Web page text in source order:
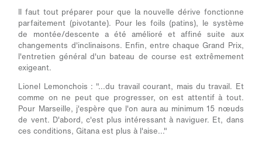
Il faut tout préparer pour que la nouvelle dérive fonctionne
parfaitement (pivotante). Pour les foils (patins), le système
de montée/descente a été amélioré et affiné suite aux
changements d'inclinaisons. Enfin, entre chaque Grand Prix,
l'entretien général d'un bateau de course est extrêmement
exigeant.
Lionel Lemonchois : "...du travail courant, mais du travail. Et
comme on ne peut que progresser, on est attentif à tout.
Pour Marseille, j'espère que l'on aura au minimum 15 nœuds
de vent. D'abord, c'est plus intéressant à naviguer. Et, dans
ces conditions, Gitana est plus à l'aise..."